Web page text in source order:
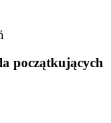
początkujących